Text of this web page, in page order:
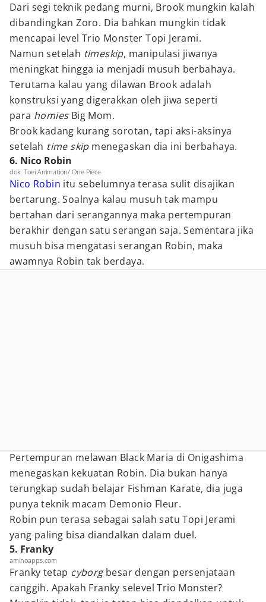
Dari segi teknik pedang murni, Brook mungkin kalah
dibandingkan Zoro. Dia bahkan mungkin tidak
mencapai level Trio Monster Topi Jerami.
Namun setelah timeskip, manipulasi jiwanya
meningkat hingga ia menjadi musuh berbahaya.
Terutama kalau yang dilawan Brook adalah
konstruksi yang digerakkan oleh jiwa seperti
para homies Big Mom.
Brook kadang kurang sorotan, tapi aksi-aksinya
setelah time skip menegaskan dia ini berbahaya.
6. Nico Robin
dok. Toei Animation/ One Piece
Nico Robin itu sebelumnya terasa sulit disajikan
bertarung. Soalnya kalau musuh tak mampu
bertahan dari serangannya maka pertempuran
berakhir dengan satu serangan saja. Sementara jika
musuh bisa mengatasi serangan Robin, maka
awamnya Robin tak berdaya.
Pertempuran melawan Black Maria di Onigashima
menegaskan kekuatan Robin. Dia bukan hanya
terungkap sudah belajar Fishman Karate, dia juga
punya teknik macam Demonio Fleur.
Robin pun terasa sebagai salah satu Topi Jerami
yang paling bisa diandalkan dalam duel.
5. Franky
aminoapps.com
Franky tetap cyborgbesar dengan persenjataan
canggih. Apakah Franky selevel Trio Monster?